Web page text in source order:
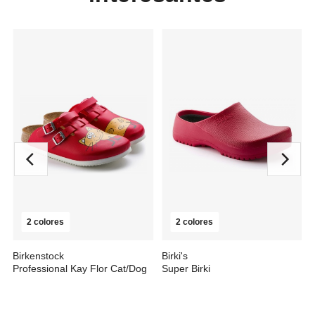
2 colores
Birkenstock
Professional Kay Flor Cat/Dog
2 colores
Birki's
Super Birki